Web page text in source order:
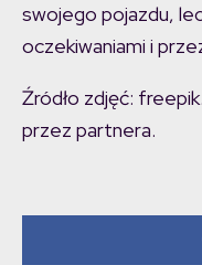
swojego pojazdu,
oczekiwaniami i
Źródło zdjęć:
przez partnera.